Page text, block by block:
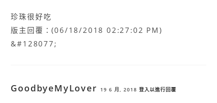
珍珠很好吃
版主回覆：(06/18/2018 02:27:02 PM)
&#128077;
GoodbyeMyLover 19 6 月, 2018 登入以進行回覆